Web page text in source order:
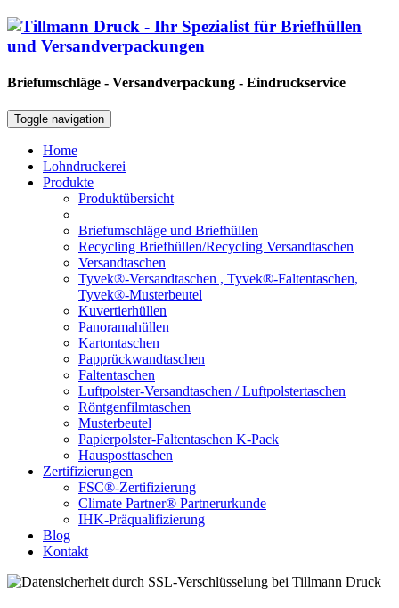
Briefumschläge - Versandverpackung - Eindruckservice
Toggle navigation
Home
Lohndruckerei
Produkte
Produktübersicht
Briefumschläge und Briefhüllen
Recycling Briefhüllen/Recycling Versandtaschen
Versandtaschen
Tyvek®-Versandtaschen , Tyvek®-Faltentaschen,
Tyvek®-Musterbeutel
Kuvertierhüllen
Panoramahüllen
Kartontaschen
Papprückwandtaschen
Faltentaschen
Luftpolster-Versandtaschen / Luftpolstertaschen
Röntgenfilmtaschen
Musterbeutel
Papierpolster-Faltentaschen K-Pack
Hausposttaschen
Zertifizierungen
FSC®-Zertifizierung
Climate Partner® Partnerurkunde
IHK-Präqualifizierung
Blog
Kontakt